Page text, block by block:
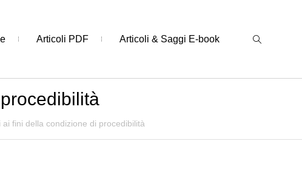
Articoli PDF Articoli & Saggi E-book
ai fini della condizione di procedibilità